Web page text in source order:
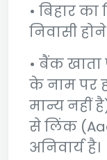
• बिहार का
निवासी
• बैंक खाता
के नाम पर
मान्य नहीं
से लिंक
अनिवार्य है।